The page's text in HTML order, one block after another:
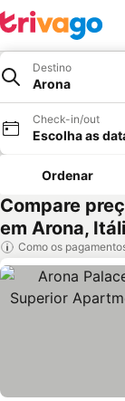
Destino
Arona
Check-in/out
Escolha as
Ordenar
Compare
em Arona,
Como os